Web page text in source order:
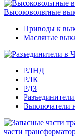
Высоковольтные
Приводы к
Масляные
РЛНД
РЛК
РДЗ
Выключатели
части